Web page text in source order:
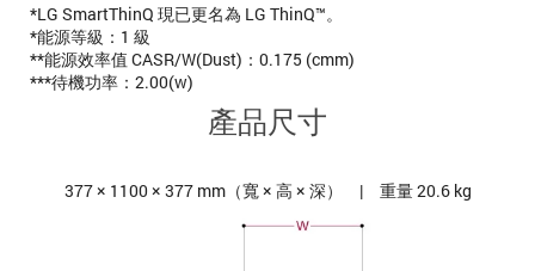
*LG SmartThinQ 現已更名為 LG ThinQ™。
*能源等級：1 級
**能源效率值 CASR/W(Dust)：0.175 (cmm)
***待機功率：2.00(w)
產品尺寸
377 × 1100 × 377 mm（寬 × 高 × 深） | 重量 20.6 kg